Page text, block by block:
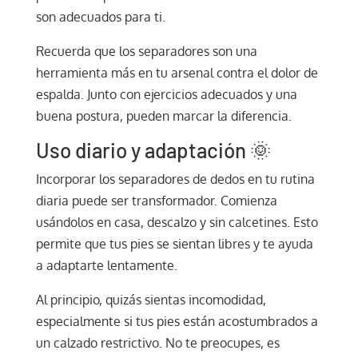
son adecuados para ti.
Recuerda que los separadores son una
herramienta más en tu arsenal contra el dolor de
espalda. Junto con ejercicios adecuados y una
buena postura, pueden marcar la diferencia.
Uso diario y adaptación 🌞
Incorporar los separadores de dedos en tu rutina
diaria puede ser transformador. Comienza
usándolos en casa, descalzo y sin calcetines. Esto
permite que tus pies se sientan libres y te ayuda
a adaptarte lentamente.
Al principio, quizás sientas incomodidad,
especialmente si tus pies están acostumbrados a
un calzado restrictivo. No te preocupes, es